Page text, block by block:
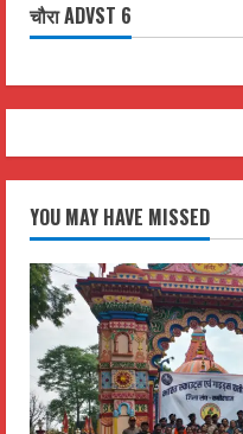
चौरा ADVST 6
YOU MAY HAVE MISSED